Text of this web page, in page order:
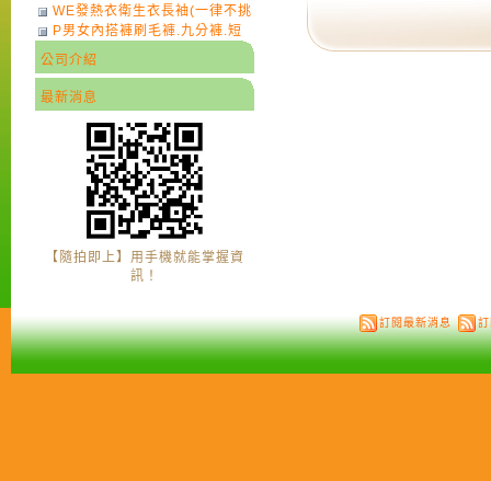
WE發熱衣衛生衣長袖(一律不挑
色)-7
P男女內搭褲刷毛褲.九分褲.短
褲
公司介紹
最新消息
【隨拍即上】用手機就能掌握資
訊！
訂閱最新消息 訂